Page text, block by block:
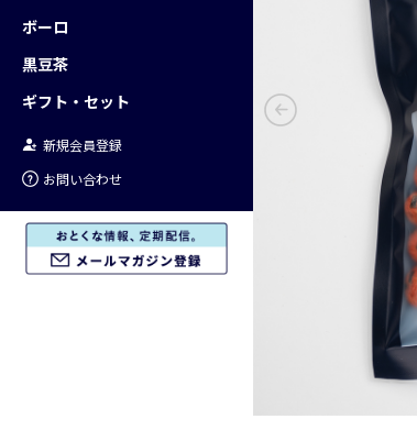
ボーロ
黒豆茶
ギフト・セット
新規会員登録
お問い合わせ